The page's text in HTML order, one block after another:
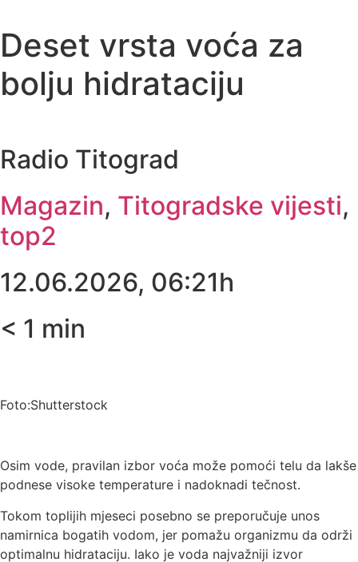
Deset vrsta voća za
bolju hidrataciju
Radio Titograd
Magazin, Titogradske vijesti,
top2
12.06.2026, 06:21h
< 1 min
Foto:Shutterstock
Osim vode, pravilan izbor voća može pomoći telu da lakše
podnese visoke temperature i nadoknadi tečnost.
Tokom toplijih mjeseci posebno se preporučuje unos
namirnica bogatih vodom, jer pomažu organizmu da održi
optimalnu hidrataciju. Iako je voda najvažniji izvor